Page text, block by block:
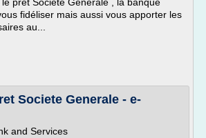
fidéliser mais aussi vous apporter les
au...
Societe Generale - e-
and Services